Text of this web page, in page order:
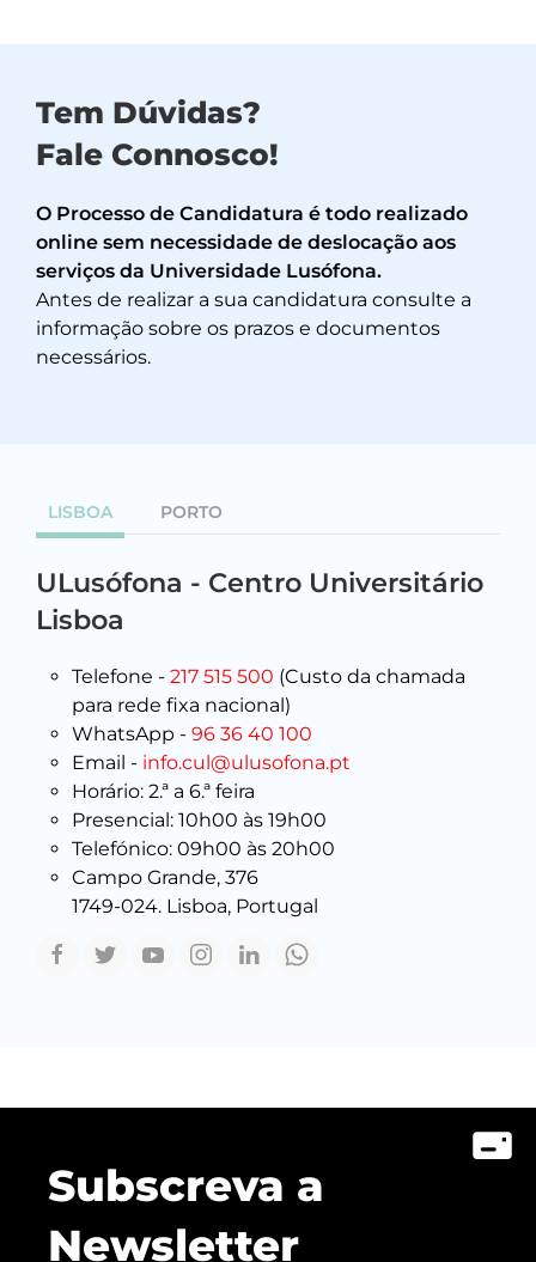
Tem Dúvidas?
Fale Connosco!
O Processo de Candidatura é todo realizado
online sem necessidade de deslocação aos
serviços da Universidade Lusófona.
Antes de realizar a sua candidatura consulte a
informação sobre os prazos e documentos
necessários.
LISBOA PORTO
ULusófona - Centro Universitário
Lisboa
Telefone - 217 515 500 (Custo da chamada
para rede fixa nacional)
WhatsApp - 96 36 40 100
Email - info.cul@ulusofona.pt
Horário: 2.ª a 6.ª feira
Presencial: 10h00 às 19h00
Telefónico: 09h00 às 20h00
Campo Grande, 376
1749-024. Lisboa, Portugal
Subscreva a
Newsletter